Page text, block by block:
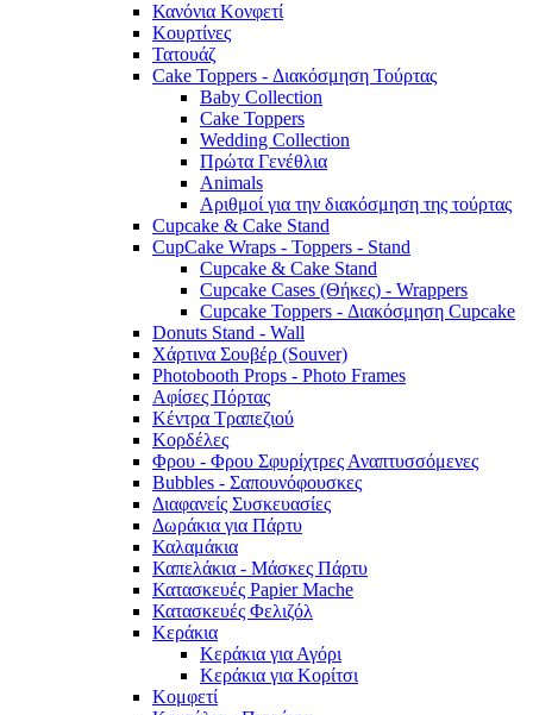
Κανόνια Κονφετί
Κουρτίνες
Τατουάζ
Cake Toppers - Διακόσμηση Τούρτας
Baby Collection
Cake Toppers
Wedding Collection
Πρώτα Γενέθλια
Animals
Αριθμοί για την διακόσμηση της τούρτας
Cupcake & Cake Stand
CupCake Wraps - Toppers - Stand
Cupcake & Cake Stand
Cupcake Cases (Θήκες) - Wrappers
Cupcake Toppers - Διακόσμηση Cupcake
Donuts Stand - Wall
Χάρτινα Σουβέρ (Souver)
Photobooth Props - Photo Frames
Αφίσες Πόρτας
Κέντρα Τραπεζιού
Κορδέλες
Φρου - Φρου Σφυρίχτρες Αναπτυσσόμενες
Bubbles - Σαπουνόφουσκες
Διαφανείς Συσκευασίες
Δωράκια για Πάρτυ
Καλαμάκια
Καπελάκια - Μάσκες Πάρτυ
Κατασκευές Papier Mache
Κατασκευές Φελιζόλ
Κεράκια
Κεράκια για Αγόρι
Κεράκια για Κορίτσι
Κομφετί